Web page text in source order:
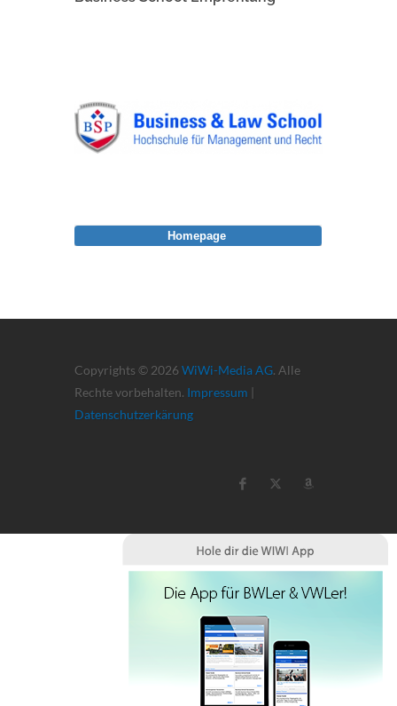
Copyrights © 2026 WiWi-Media AG. Alle
Rechte vorbehalten. Impressum |
Datenschutzerkärung
Homepage